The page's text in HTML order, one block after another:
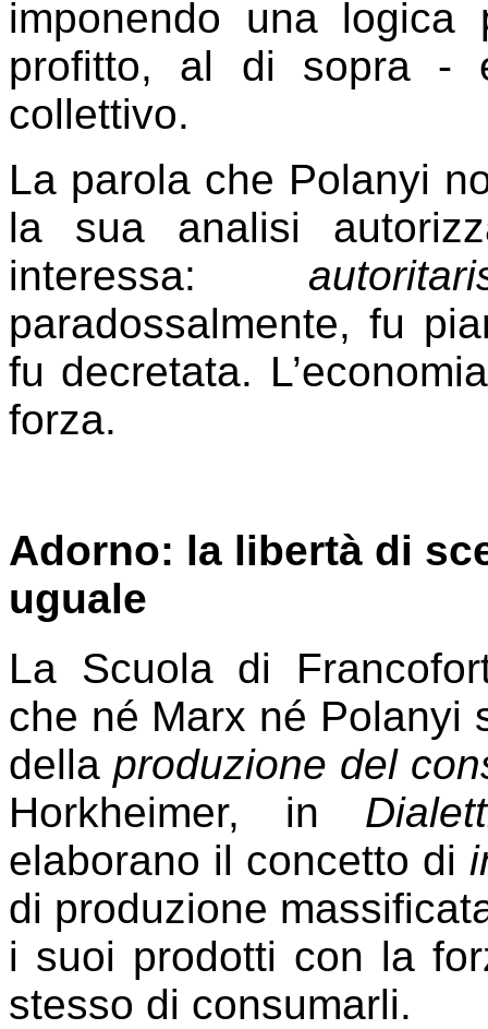
imponendo una logica
profitto, al di sopra -
collettivo.
La parola che Polanyi
la sua analisi
interessa:
paradossalmente, fu
fu decretata.
forza.
Adorno: la libertà di
uguale
La Scuola di
che né Marx né Polanyi
della produzione del
Horkheimer, in
elaborano il concetto di
di produzione
i suoi prodotti con la
stesso di consumarli.